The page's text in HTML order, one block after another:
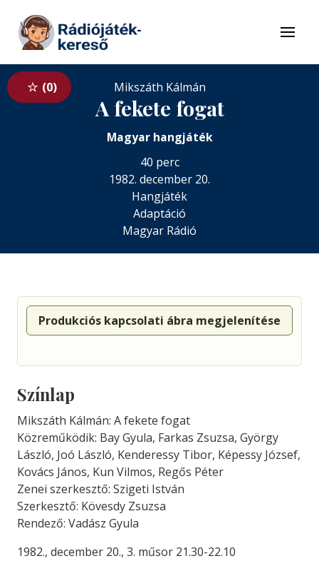
Tovább a tartalomhoz
Menü
0 Mikszáth Kálmán
A fekete fogat
Magyar hangjáték
40 perc
1982. december 20.
Hangjáték
Adaptáció
Magyar Rádió
Produkciós kapcsolati ábra megjelenítése
Színlap
Mikszáth Kálmán: A fekete fogat
Közreműködik: Bay Gyula, Farkas Zsuzsa, György
László, Joó László, Kenderessy Tibor, Képessy József,
Kovács János, Kun Vilmos, Regős Péter
Zenei szerkesztő: Szigeti István
Szerkesztő: Kövesdy Zsuzsa
Rendező: Vadász Gyula
1982., december 20., 3. műsor 21.30-22.10